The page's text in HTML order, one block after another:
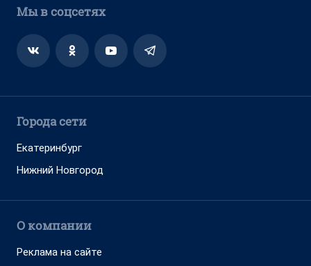
Мы в соцсетях
Города сети
Екатеринбург
Нижний Новгород
О компании
Реклама на сайте